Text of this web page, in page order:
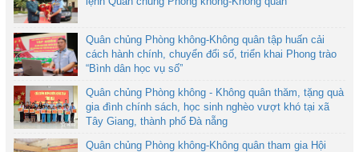
Quân chủng Phòng không-Không quân tập huấn cải
cách hành chính, chuyển đổi số, triển khai Phong trào
“Bình dân học vụ số”
Quân chủng Phòng không - Không quân thăm, tặng quà
gia đình chính sách, học sinh nghèo vượt khó tại xã
Tây Giang, thành phố Đà nẵng
Quân chủng Phòng không-Không quân tham gia Hội